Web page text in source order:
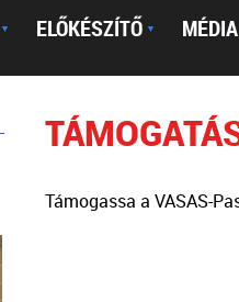
▼ ELŐKÉSZÍTŐ ▼ MÉDIA
Támogassa a VASAS-